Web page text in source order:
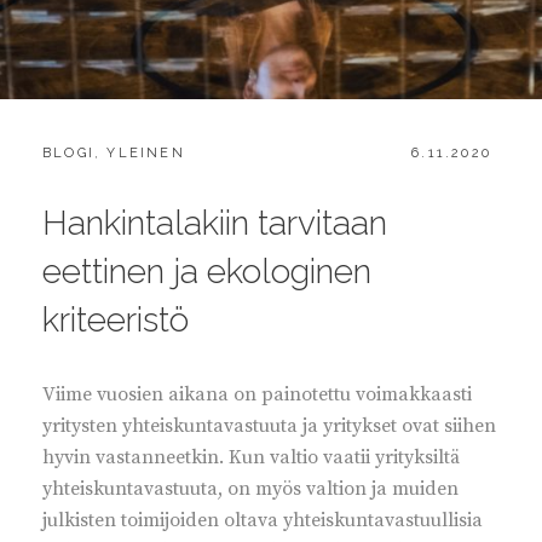
CATEGORIES:
BLOGI ,YLEINEN
POSTED
6.11.2020
Hankintalakiin tarvitaan
eettinen ja ekologinen
kriteeristö
Viime vuosien aikana on painotettu voimakkaasti
yritysten yhteiskuntavastuuta ja yritykset ovat siihen
hyvin vastanneetkin. Kun valtio vaatii yrityksiltä
yhteiskuntavastuuta, on myös valtion ja muiden
julkisten toimijoiden oltava yhteiskuntavastuullisia